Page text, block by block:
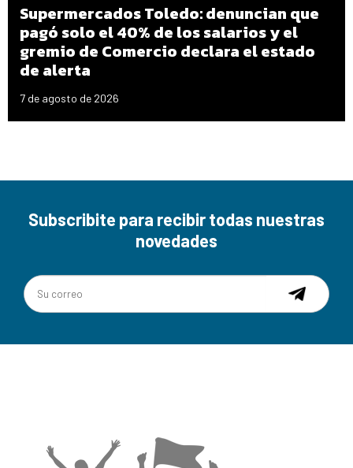
Supermercados Toledo: denuncian que
pagó solo el 40% de los salarios y el
gremio de Comercio declara el estado
de alerta
7 de agosto de 2026
Subscribite para recibir todas nuestras
novedades